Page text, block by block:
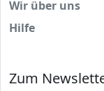
Wir über uns
Hilfe
Zum